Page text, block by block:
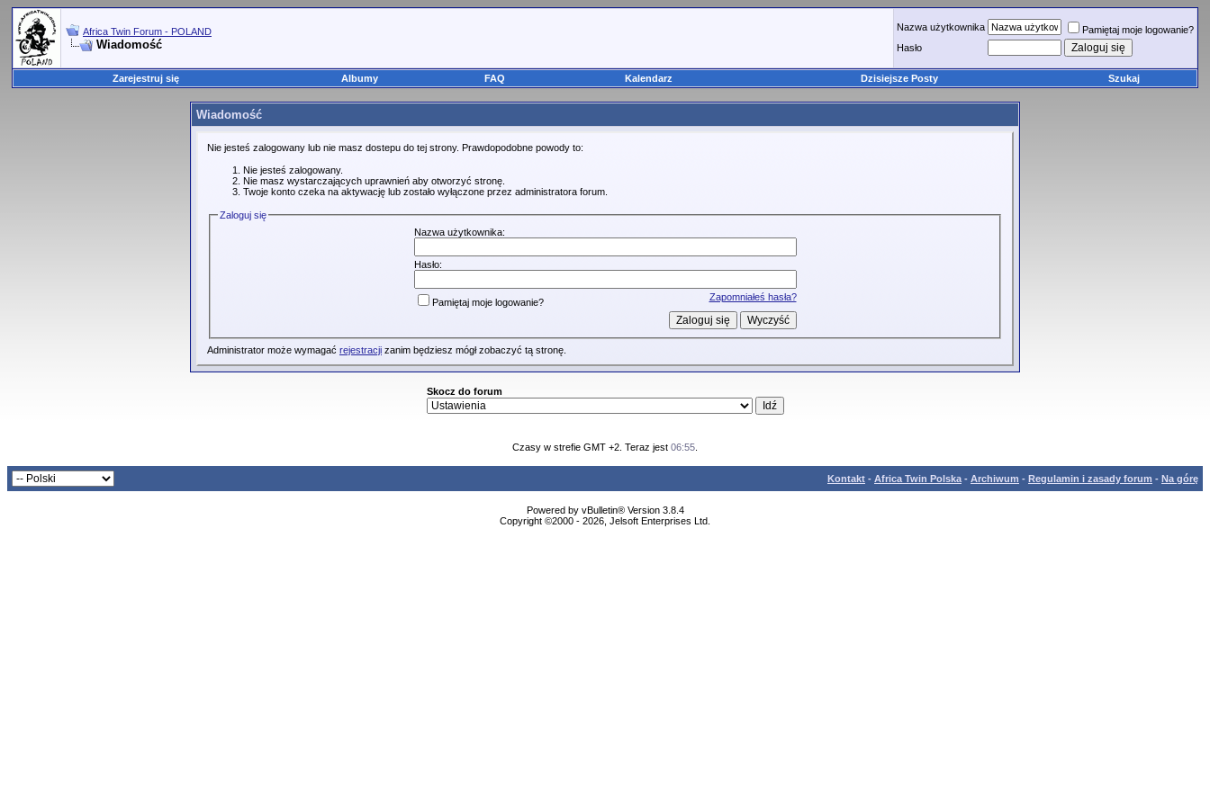
Africa Twin Forum - POLAND
Wiadomość
Nazwa użytkownika
Pamiętaj moje logowanie?
Hasło
Zarejestruj się Albumy FAQ Kalendarz Dzisiejsze Posty Szukaj
Wiadomość
Nie jesteś zalogowany lub nie masz dostepu do tej strony. Prawdopodobne powody to:
Nie jesteś zalogowany.
Nie masz wystarczających uprawnień aby otworzyć stronę.
Twoje konto czeka na aktywację lub zostało wyłączone przez administratora forum.
Zaloguj się
Nazwa użytkownika:
Hasło:
Zapomniałeś hasła?
Pamiętaj moje logowanie?
Administrator może wymagać rejestracji zanim będziesz mógł zobaczyć tą stronę.
Skocz do forum
Czasy w strefie GMT +2. Teraz jest 06:55
Kontakt - Africa Twin Polska - Archiwum - Regulamin i zasady forum - Na górę
Powered by vBulletin® Version 3.8.4
Copyright ©2000 - 2026, Jelsoft Enterprises Ltd.